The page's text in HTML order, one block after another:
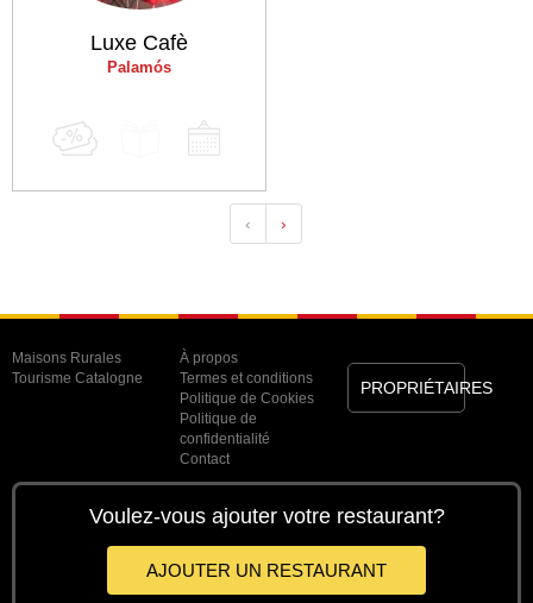
Luxe Cafè
Palamós
‹ ›
Maisons Rurales
Tourisme Catalogne
À propos
Termes et conditions
Politique de Cookies
Politique de
confidentialité
Contact
PROPRIÉTAIRES
Voulez-vous ajouter votre restaurant?
AJOUTER UN RESTAURANT